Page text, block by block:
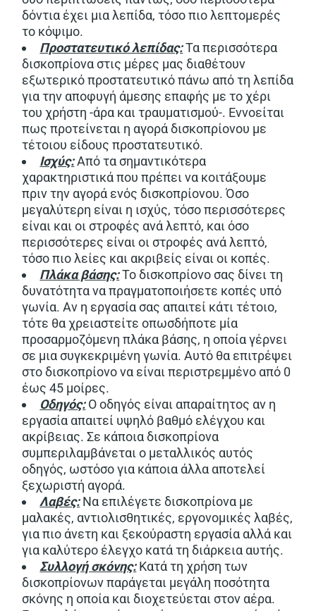
δόντια έχει μια λεπίδα, τόσο πιο λεπτομερές
το κόψιμο.
Προστατευτικό λεπίδας:Τα περισσότερα
δισκοπρίονα στις μέρες μας διαθέτουν
εξωτερικό προστατευτικό πάνω από τη λεπίδα
για την αποφυγή άμεσης επαφής με το χέρι
του χρήστη -άρα και τραυματισμού-. Εννοείται
πως προτείνεται η αγορά δισκοπρίονου με
τέτοιου είδους προστατευτικό.
Ισχύς:Από τα σημαντικότερα
χαρακτηριστικά που πρέπει να κοιτάξουμε
πριν την αγορά ενός δισκοπρίονου. Όσο
μεγαλύτερη είναι η ισχύς, τόσο περισσότερες
είναι και οι στροφές ανά λεπτό, και όσο
περισσότερες είναι οι στροφές ανά λεπτό,
τόσο πιο λείες και ακριβείς είναι οι κοπές.
Πλάκα βάσης:Το δισκοπρίονο σας δίνει τη
δυνατότητα να πραγματοποιήσετε κοπές υπό
γωνία. Αν η εργασία σας απαιτεί κάτι τέτοιο,
τότε θα χρειαστείτε οπωσδήποτε μία
προσαρμοζόμενη πλάκα βάσης, η οποία γέρνει
σε μια συγκεκριμένη γωνία. Αυτό θα επιτρέψει
στο δισκοπρίονο να είναι περιστρεμμένο από 0
έως 45 μοίρες.
Οδηγός: Ο οδηγός είναι απαραίτητος αν η
εργασία απαιτεί υψηλό βαθμό ελέγχου και
ακρίβειας. Σε κάποια δισκοπρίονα
συμπεριλαμβάνεται ο μεταλλικός αυτός
οδηγός, ωστόσο για κάποια άλλα αποτελεί
ξεχωριστή αγορά.
Λαβές:Να επιλέγετε δισκοπρίονα με
μαλακές, αντιολισθητικές, εργονομικές λαβές,
για πιο άνετη και ξεκούραστη εργασία αλλά και
για καλύτερο έλεγχο κατά τη διάρκεια αυτής.
Συλλογή σκόνης:Κατά τη χρήση των
δισκοπρίονων παράγεται μεγάλη ποσότητα
σκόνης η οποία και διοχετεύεται στον αέρα.